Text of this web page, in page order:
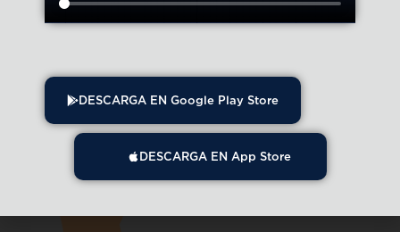
DESCARGA EN Google Play Store
DESCARGA EN App Store